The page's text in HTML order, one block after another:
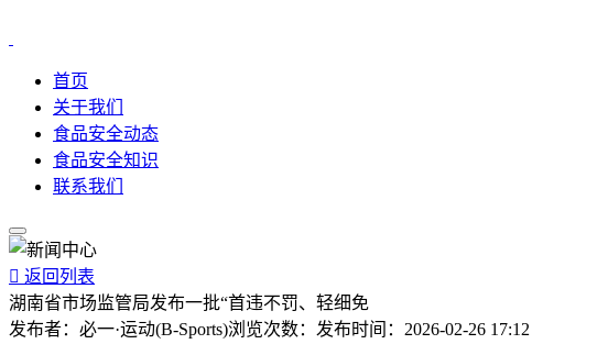
首页
关于我们
食品安全动态
食品安全知识
联系我们
 返回列表
湖南省市场监管局发布一批“首违不罚、轻细免
发布者： 必一·运动(B-Sports)浏览次数： 发布时间： 2026-02-26 17:12